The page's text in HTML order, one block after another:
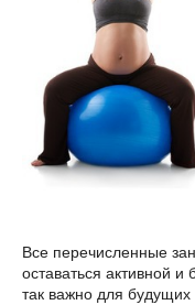
Все перечисленные
оставаться активной
так важно для